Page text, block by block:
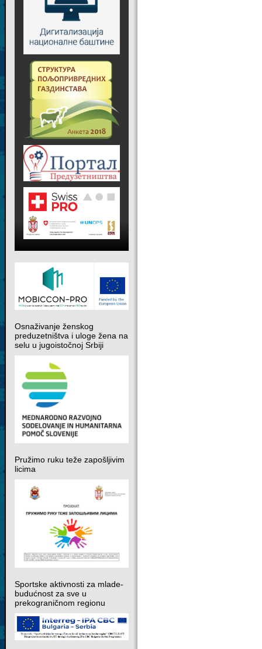
Osnaživanje ženskog
preduzetništva i uloge žena na
selu u jugoistočnoj Srbiji
Pružimo ruku teže zapošljivim
licima
Sportske aktivnosti za mlade-
budućnost za sve u
prekograničnom regionu